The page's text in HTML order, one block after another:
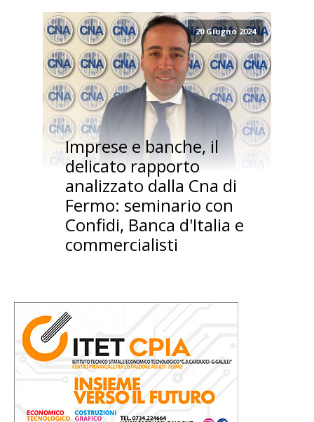
20 Giugno 2024
Imprese e banche, il
delicato rapporto
analizzato dalla Cna di
Fermo: seminario con
Confidi, Banca d'Italia e
commercialisti